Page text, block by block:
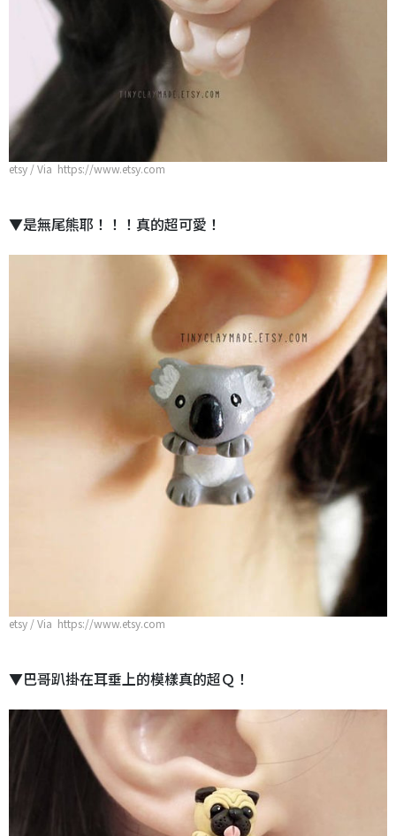
etsy / Via https://www.etsy.com
▼是無尾熊耶！！！真的超可愛！
etsy / Via https://www.etsy.com
▼巴哥趴掛在耳垂上的模樣真的超Ｑ！